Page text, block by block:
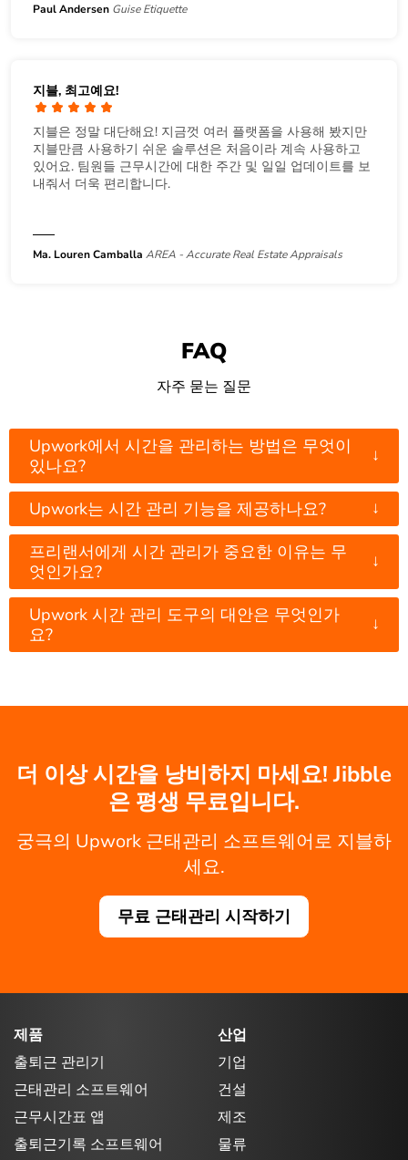
Paul Andersen Guise Etiquette
지블, 최고예요!
지블은 정말 대단해요! 지금껏 여러 플랫폼을 사용해 봤지만
지블만큼 사용하기 쉬운 솔루션은 처음이라 계속 사용하고
있어요. 팀원들 근무시간에 대한 주간 및 일일 업데이트를 보
내줘서 더욱 편리합니다.
Ma. Louren Camballa AREA - Accurate Real Estate Appraisals
FAQ
자주 묻는 질문
Upwork에서 시간을 관리하는 방법은 무엇이
있나요?
↓
Upwork는 시간 관리 기능을 제공하나요? ↓
프리랜서에게 시간 관리가 중요한 이유는 무
엇인가요?
↓
Upwork 시간 관리 도구의 대안은 무엇인가
요?
↓
더 이상 시간을 낭비하지 마세요! Jibble
은 평생 무료입니다.
궁극의 Upwork 근태관리 소프트웨어로 지블하
세요.
무료 근태관리 시작하기
제품
출퇴근 관리기
근태관리 소프트웨어
근무시간표 앱
출퇴근기록 소프트웨어
산업
기업
건설
제조
물류